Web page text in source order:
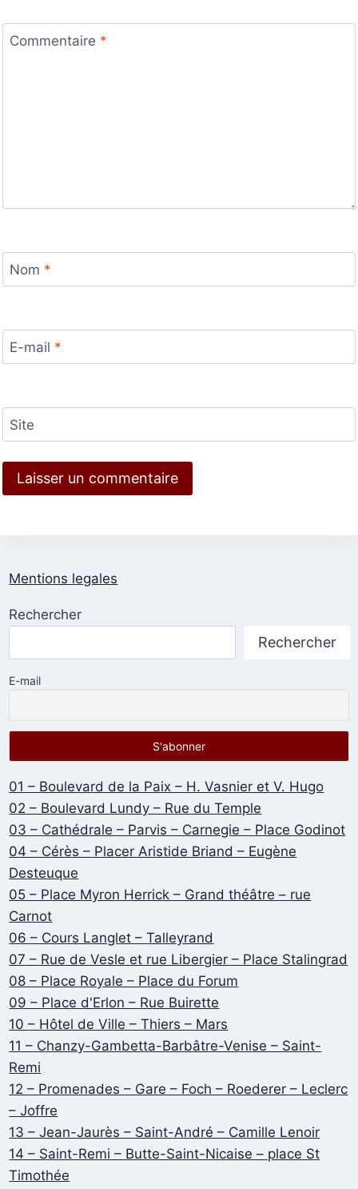
Commentaire *
Nom *
E-mail *
Site
Mentions legales
Rechercher
Rechercher
E-mail
01 – Boulevard de la Paix – H. Vasnier et V. Hugo
02 – Boulevard Lundy – Rue du Temple
03 – Cathédrale – Parvis – Carnegie – Place Godinot
04 – Cérès – Placer Aristide Briand – Eugène
Desteuque
05 – Place Myron Herrick – Grand théâtre – rue
Carnot
06 – Cours Langlet – Talleyrand
07 – Rue de Vesle et rue Libergier – Place Stalingrad
08 – Place Royale – Place du Forum
09 – Place d'Erlon – Rue Buirette
10 – Hôtel de Ville – Thiers – Mars
11 – Chanzy-Gambetta-Barbâtre-Venise – Saint-
Remi
12 – Promenades – Gare – Foch – Roederer – Leclerc
– Joffre
13 – Jean-Jaurès – Saint-André – Camille Lenoir
14 – Saint-Remi – Butte-Saint-Nicaise – place St
Timothée